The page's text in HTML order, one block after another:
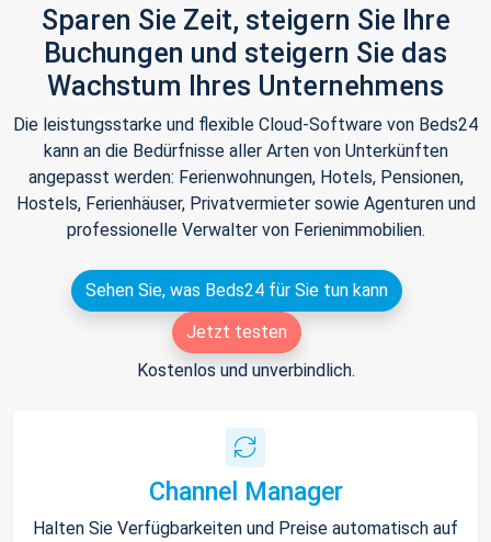
Sparen Sie Zeit, steigern Sie Ihre
Buchungen und steigern Sie das
Wachstum Ihres Unternehmens
Die leistungsstarke und flexible Cloud-Software von Beds24
kann an die Bedürfnisse aller Arten von Unterkünften
angepasst werden: Ferienwohnungen, Hotels, Pensionen,
Hostels, Ferienhäuser, Privatvermieter sowie Agenturen und
professionelle Verwalter von Ferienimmobilien.
Sehen Sie, was Beds24 für Sie tun kann
Jetzt testen
Kostenlos und unverbindlich.
Channel Manager
Halten Sie Verfügbarkeiten und Preise automatisch auf